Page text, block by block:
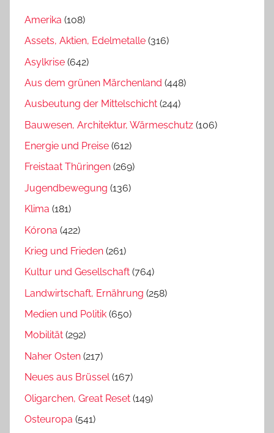
Amerika (108)
Assets, Aktien, Edelmetalle (316)
Asylkrise (642)
Aus dem grünen Märchenland (448)
Ausbeutung der Mittelschicht (244)
Bauwesen, Architektur, Wärmeschutz (106)
Energie und Preise (612)
Freistaat Thüringen (269)
Jugendbewegung (136)
Klima (181)
Kórona (422)
Krieg und Frieden (261)
Kultur und Gesellschaft (764)
Landwirtschaft, Ernährung (258)
Medien und Politik (650)
Mobilität (292)
Naher Osten (217)
Neues aus Brüssel(167)
Oligarchen, Great Reset (149)
Osteuropa (541)